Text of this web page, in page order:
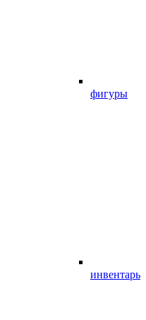
фигуры
инвентарь